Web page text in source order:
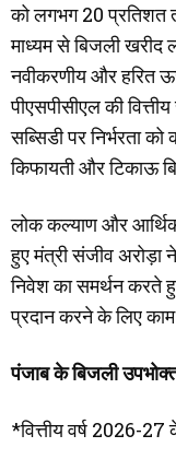
को लगभग 20 प्रतिशत
माध्यम से बिजली खरीद
नवीकरणीय और हरित
पीएसपीसीएल की
सब्सिडी पर निर्भरता
किफायती और टिकाऊ
लोक कल्याण और आर्थिक
हुए मंत्री संजीव अरोड़ा
निवेश का समर्थन करते
प्रदान करने के लिए
पंजाब के बिजली
*वित्तीय वर्ष 2026-